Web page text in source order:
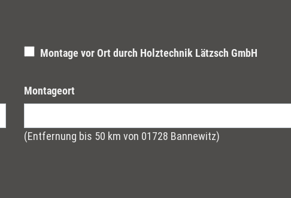
Montage vor Ort durch Holztechnik Lätzsch GmbH
Montageort
(Entfernung bis 50 km von 01728 Bannewitz)